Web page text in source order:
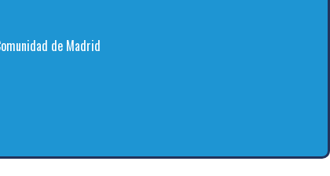
de Madrid